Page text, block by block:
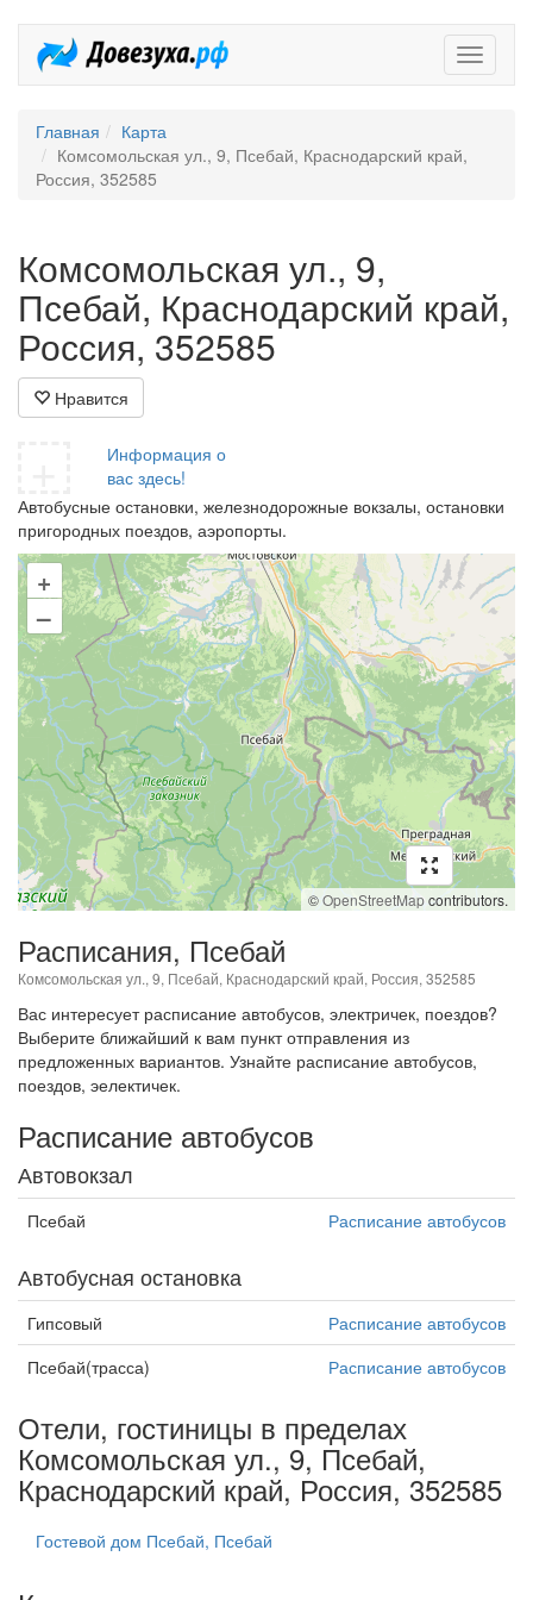
Главная
Карта
Комсомольская ул., 9, Псебай, Краснодарский край,
Россия, 352585
Комсомольская ул., 9,
Псебай, Краснодарский край,
Россия, 352585
Нравится
Информация о
вас здесь!
Автобусные остановки, железнодорожные вокзалы, остановки
пригородных поездов, аэропорты.
+
–
©OpenStreetMapcontributors.
Расписания, Псебай
Комсомольская ул., 9, Псебай, Краснодарский край, Россия, 352585
Вас интересует расписание автобусов, электричек, поездов?
Выберите ближайший к вам пункт отправления из
предложенных вариантов. Узнайте расписание автобусов,
поездов, эелектичек.
Расписание автобусов
Автовокзал
Псебай Расписание автобусов
Автобусная остановка
Гипсовый
Расписание автобусов
Псебай(трасса)
Расписание автобусов
Отели, гостиницы в пределах
Комсомольская ул., 9, Псебай,
Краснодарский край, Россия, 352585
Гостевой дом Псебай, Псебай